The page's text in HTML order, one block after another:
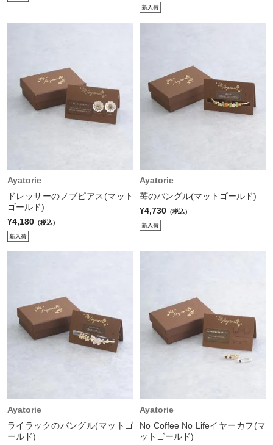
Ayatorie
ドレッサーのノブピアス(マット
ゴールド)
¥4,180 （税込）
Ayatorie
苺のバングル(マットゴールド)
¥4,730 （税込）
Ayatorie
ライラックのバングル(マットゴ
ールド)
Ayatorie
No Coffee No Lifeイヤーカフ(マ
ットゴールド)